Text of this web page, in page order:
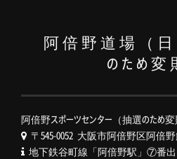
阿倍野道場（
のため変
阿倍野スポーツセンター（抽選のため変
〒545-0052 大阪市阿倍野区阿倍野
地下鉄谷町線「阿倍野駅」⑦番出